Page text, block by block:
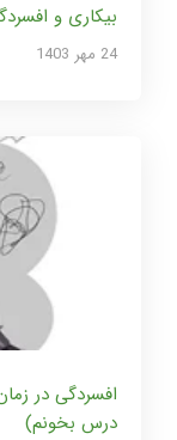
بیکاری و
24 مهر 1403
افسردگی در
درس بخونم)